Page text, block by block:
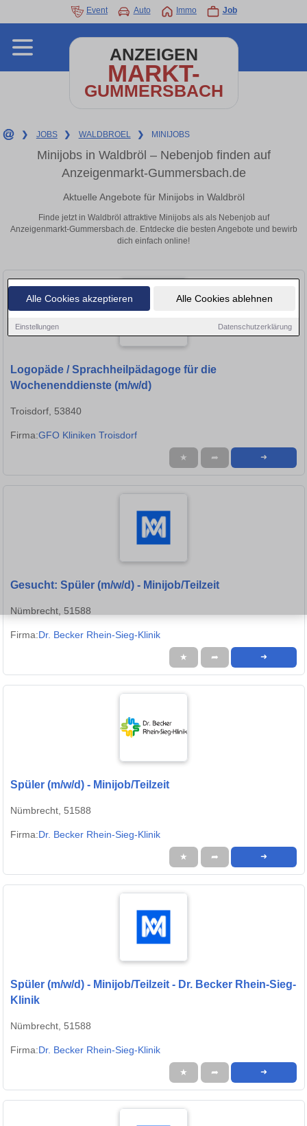
Alle Cookies akzeptieren Alle Cookies ablehnen
Einstellungen Datenschutzerklärung
Event Auto Immo Job
ANZEIGEN
MARKT-
GUMMERSBACH
❯ JOBS ❯ WALDBROEL ❯ MINIJOBS
Minijobs in Waldbröl – Nebenjob finden auf
Anzeigenmarkt-Gummersbach.de
Aktuelle Angebote für Minijobs in Waldbröl
Finde jetzt in Waldbröl attraktive Minijobs als als Nebenjob auf
Anzeigenmarkt-Gummersbach.de. Entdecke die besten Angebote und bewirb
dich einfach online!
Logopäde / Sprachheilpädagoge für die
Wochenenddienste (m/w/d)
Troisdorf, 53840
Firma:GFO Kliniken Troisdorf
★ ➦ ➜
Gesucht: Spüler (m/w/d) - Minijob/Teilzeit
Nümbrecht, 51588
Firma:Dr. Becker Rhein-Sieg-Klinik
★ ➦ ➜
Spüler (m/w/d) - Minijob/Teilzeit
Nümbrecht, 51588
Firma:Dr. Becker Rhein-Sieg-Klinik
★ ➦ ➜
Spüler (m/w/d) - Minijob/Teilzeit - Dr. Becker Rhein-Sieg-
Klinik
Nümbrecht, 51588
Firma:Dr. Becker Rhein-Sieg-Klinik
★ ➦ ➜